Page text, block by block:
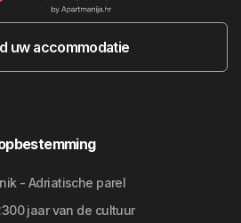
uw accommodatie
- Adriatische parel
jaar van de cultuur